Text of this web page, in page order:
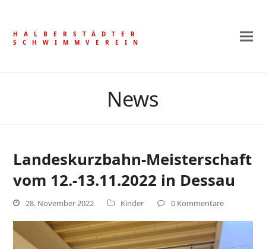
HALBERSTÄDTER
SCHWIMMVEREIN
News
Landeskurzbahn-Meisterschaft
vom 12.-13.11.2022 in Dessau
28. November 2022 Kinder 0 Kommentare